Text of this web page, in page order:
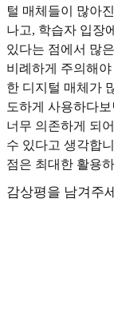
털 매체들이 많아
나고, 학습자 입장
있다는 점에서 많
비례하게 주의해
한 디지털 매체가
도하게 사용하다
너무 의존하게 되
수 있다고 생각합
점은 최대한 활용
감상평을 남겨주